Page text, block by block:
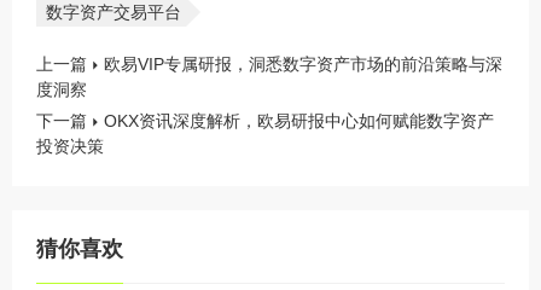
数字资产交易平台
上一篇
欧易VIP专属研报，洞悉数字资产市场的前沿策略与深
度洞察
下一篇
OKX资讯深度解析，欧易研报中心如何赋能数字资产
投资决策
猜你喜欢